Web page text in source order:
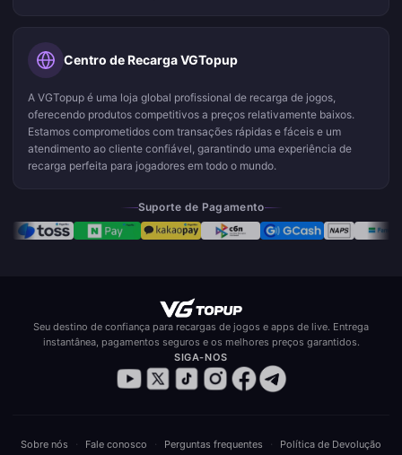
Centro de Recarga VGTopup
A VGTopup é uma loja global profissional de recarga de jogos,
oferecendo produtos competitivos a preços relativamente baixos.
Estamos comprometidos com transações rápidas e fáceis e um
atendimento ao cliente confiável, garantindo uma experiência de
recarga perfeita para jogadores em todo o mundo.
Suporte de Pagamento
Seu destino de confiança para recargas de jogos e apps de live. Entrega
instantânea, pagamentos seguros e os melhores preços garantidos.
SIGA-NOS
Sobre nós · Fale conosco · Perguntas frequentes · Política de Devolução